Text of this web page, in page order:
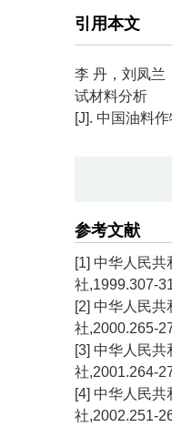
引用本文
李 丹，刘凤兰
试材料分析
[J]. 中国油料
参考文献
[1] 中华人民
社,1999.307-
[2] 中华人民
社,2000.265-
[3] 中华人民
社,2001.264-
[4] 中华人民
社,2002.251-